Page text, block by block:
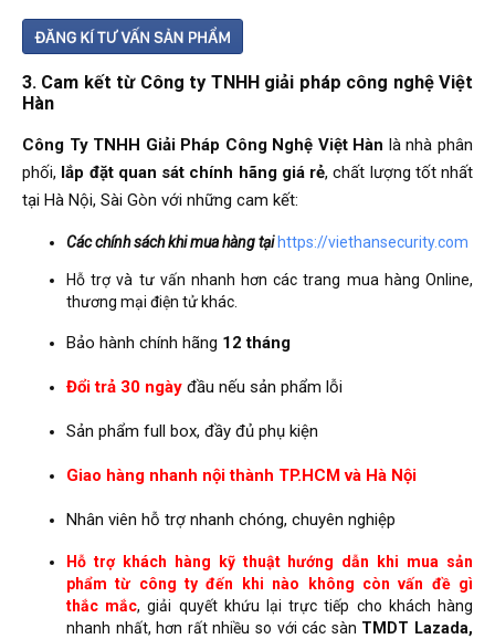
3. Cam kết từ Công ty TNHH giải pháp công nghệ Việt
Hàn
Công Ty TNHH Giải Pháp Công Nghệ Việt Hàn là nhà phân
phối, lắp đặt quan sát chính hãng giá rẻ, chất lượng tốt nhất
tại Hà Nội, Sài Gòn với những cam kết:
Các chính sách khi mua hàng tại https://viethansecurity.com
Hỗ trợ và tư vấn nhanh hơn các trang mua hàng Online,
thương mại điện tử khác.
Bảo hành chính hãng 12 tháng
Đổi trả 30 ngày đầu nếu sản phẩm lỗi
Sản phẩm full box, đầy đủ phụ kiện
Giao hàng nhanh nội thành TP.HCM và Hà Nội
Nhân viên hỗ trợ nhanh chóng, chuyên nghiệp
Hỗ trợ khách hàng kỹ thuật hướng dẫn khi mua sản
phẩm từ công ty đến khi nào không còn vấn đề gì
thắc mắc, giải quyết khứu lại trực tiếp cho khách hàng
nhanh nhất, hơn rất nhiều so với các sàn TMDT Lazada,